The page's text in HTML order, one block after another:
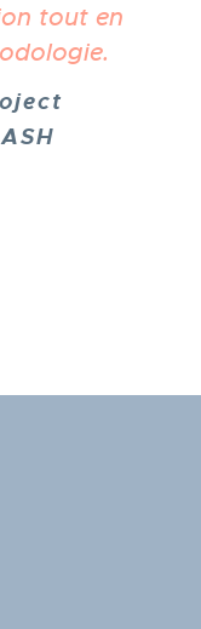
tout en